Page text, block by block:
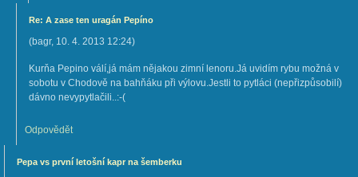
Re: A zase ten uragán Pepíno
(bagr, 10. 4. 2013 12:24)
Kurňa Pepino válí,já mám nějakou zimní lenoru.Já uvidím rybu možná v
sobotu v Chodově na bahňáku při výlovu.Jestli to pytláci (nepřizpůsobilí)
dávno nevypytlačili..:-(
Odpovědět
Pepa vs první letošní kapr na šemberku